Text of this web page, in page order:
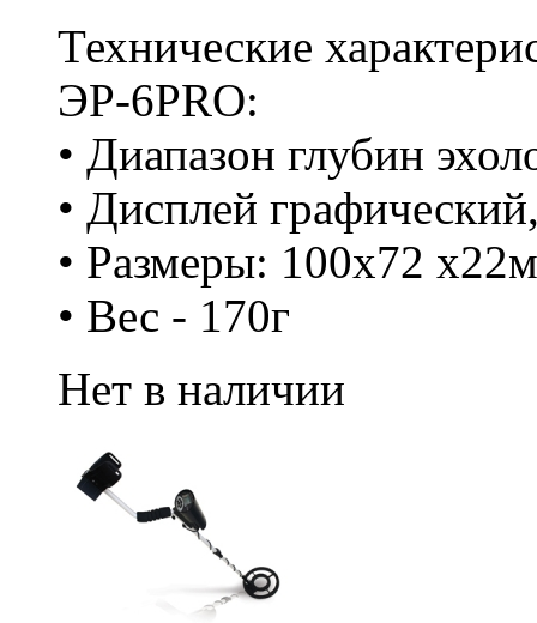
Технические
ЭР-6PRO:
• Диапазон глубин
• Дисплей
• Размеры: 100х72
• Вес - 170г
Нет в наличии